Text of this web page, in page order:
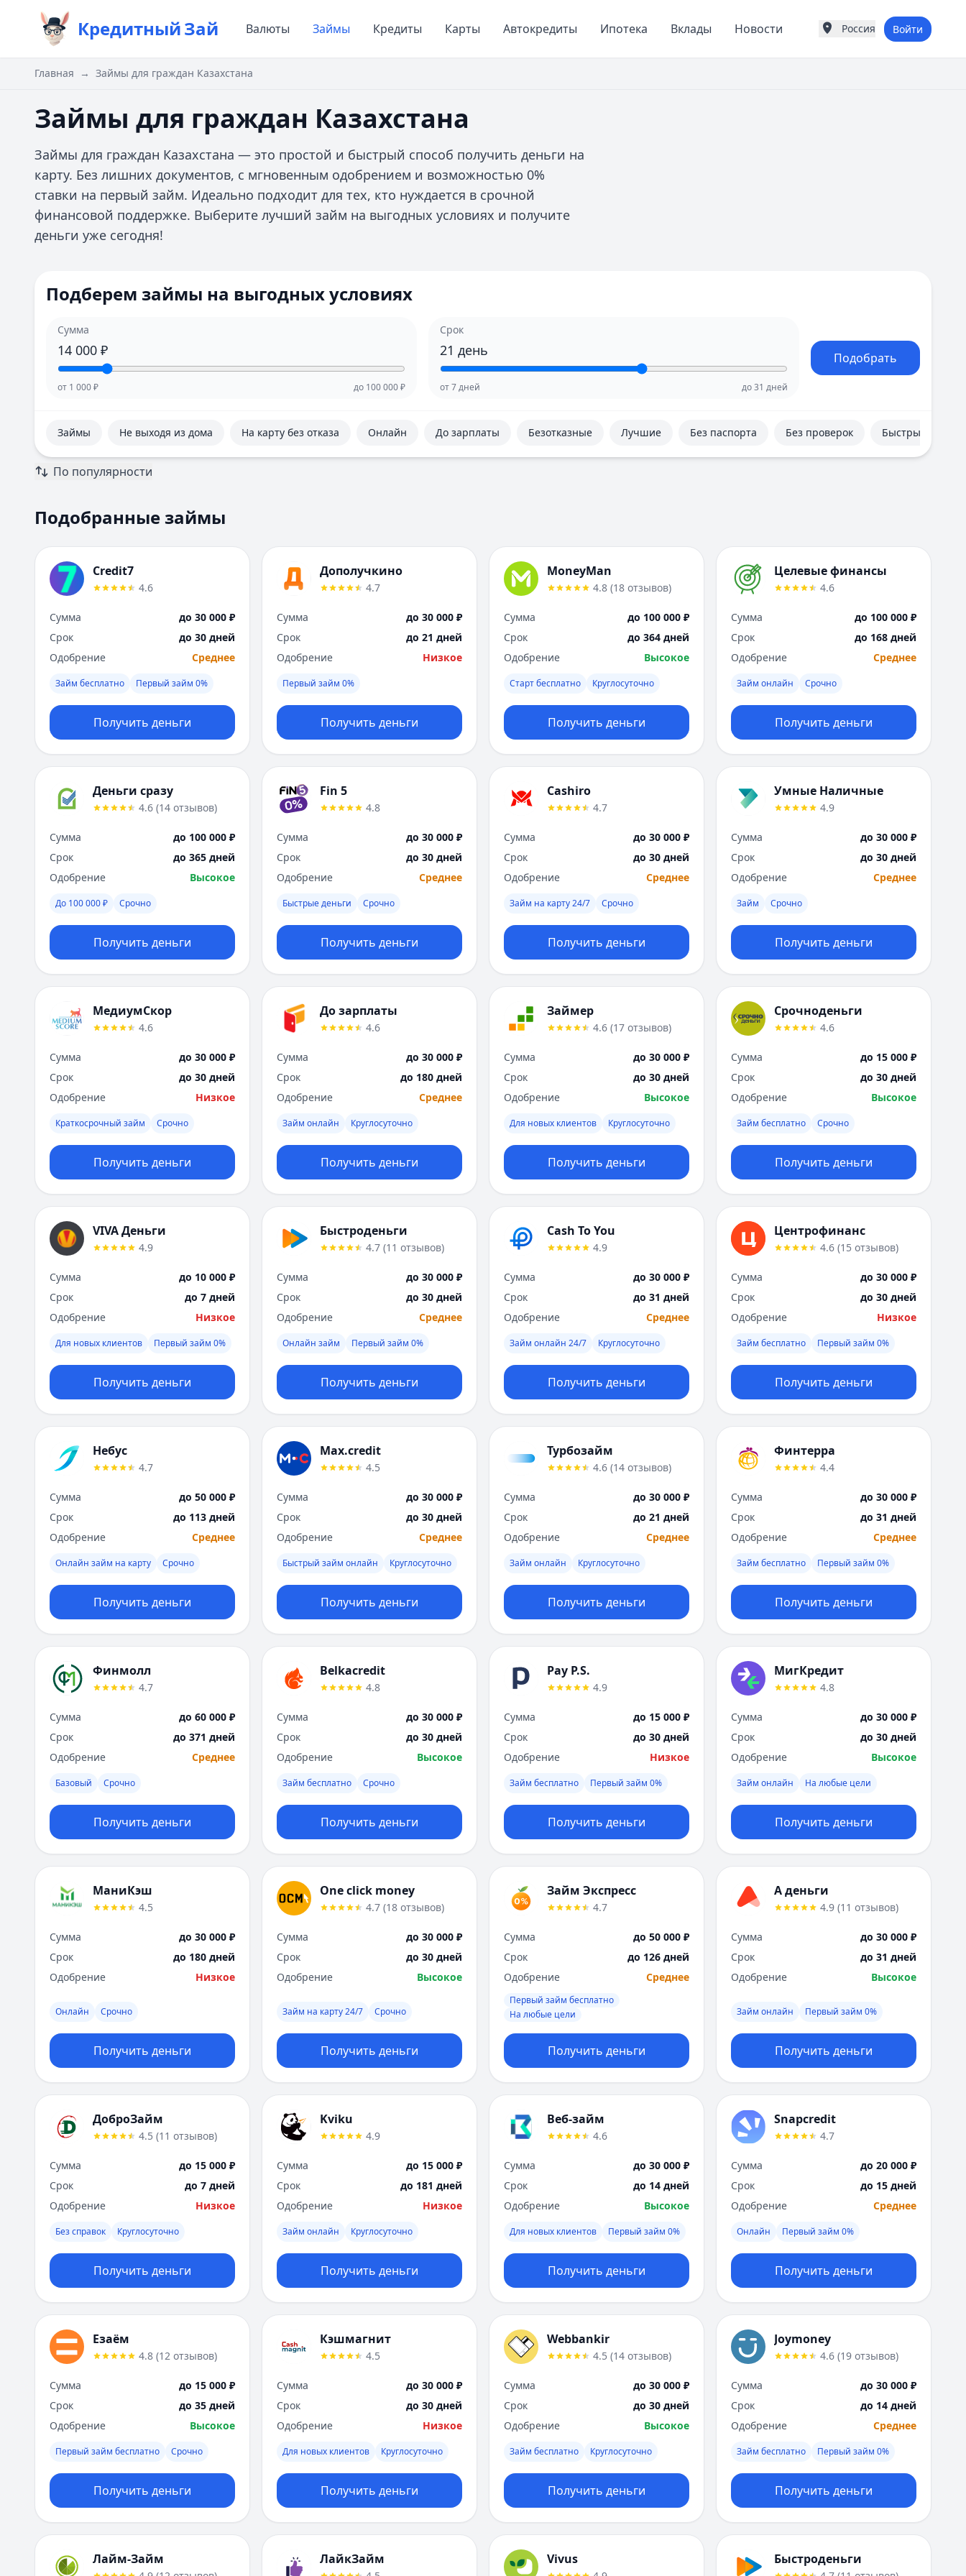
КредитныйЗай Валюты Займы Кредиты Карты Автокредиты Ипотека Вклады Новости
Города России
Екатеринбург
К
Л
Липецк
Магнитогорск
Махачкала
Набережные Челны
Нижний Новгород
Новокузнецк
Новосибирск
Оренбург
П
Ростов-на-Дону
Санкт-Петербург
Севастополь
Сургут
Т
Тольятти
Тюмень
Ульяновск
Х
Хабаровск
Ч
Чебоксары
Ярославль
Россия Войти
Главная → Займы для граждан Казахстана
Займы для граждан Казахстана
Займы для граждан Казахстана — это простой и быстрый способ получить деньги на
карту. Без лишних документов, с мгновенным одобрением и возможностью 0%
ставки на первый займ. Идеально подходит для тех, кто нуждается в срочной
финансовой поддержке. Выберите лучший займ на выгодных условиях и получите
деньги уже сегодня!
Подберем займы на выгодных условиях
Сумма
14 000 ₽
от 1 000₽ до 100 000₽
Срок
21 день
от7дней до31 дней
Подобрать
Займы Не выходя из дома На карту без отказа Онлайн До зарплаты Безотказные Лучшие Без паспорта Без проверок Быстрые
По популярности
Подобранные займы
Credit7
4.6
Сумма
до 30 000 ₽
Срок
до 30 дней
Одобрение
Среднее
Займ бесплатно Первый займ 0%
Получить деньги
Дополучкино
4.7
Сумма
до 30 000 ₽
Срок
до 21 дней
Одобрение
Низкое
Первый займ 0%
Получить деньги
MoneyMan
4.8 (18 отзывов)
Сумма
до 100 000 ₽
Срок
до 364 дней
Одобрение
Высокое
Старт бесплатно Круглосуточно
Получить деньги
Целевые финансы
4.6
Сумма
до 100 000 ₽
Срок
до 168 дней
Одобрение
Среднее
Займ онлайн Срочно
Получить деньги
Деньги сразу
4.6 (14 отзывов)
Сумма
до 100 000 ₽
Срок
до 365 дней
Одобрение
Высокое
До 100 000 ₽ Срочно
Получить деньги
Fin 5
4.8
Сумма
до 30 000 ₽
Срок
до 30 дней
Одобрение
Среднее
Быстрые деньги Срочно
Получить деньги
Cashiro
4.7
Сумма
до 30 000 ₽
Срок
до 30 дней
Одобрение
Среднее
Займ на карту 24/7 Срочно
Получить деньги
Умные Наличные
4.9
Сумма
до 30 000 ₽
Срок
до 30 дней
Одобрение
Среднее
Займ Срочно
Получить деньги
МедиумСкор
4.6
Сумма
до 30 000 ₽
Срок
до 30 дней
Одобрение
Низкое
Краткосрочный займ Срочно
Получить деньги
До зарплаты
4.6
Сумма
до 30 000 ₽
Срок
до 180 дней
Одобрение
Среднее
Займ онлайн Круглосуточно
Получить деньги
Займер
4.6 (17 отзывов)
Сумма
до 30 000 ₽
Срок
до 30 дней
Одобрение
Высокое
Для новых клиентов Круглосуточно
Получить деньги
Срочноденьги
4.6
Сумма
до 15 000 ₽
Срок
до 30 дней
Одобрение
Высокое
Займ бесплатно Срочно
Получить деньги
VIVA Деньги
4.9
Сумма
до 10 000 ₽
Срок
до 7 дней
Одобрение
Низкое
Для новых клиентов Первый займ 0%
Получить деньги
Быстроденьги
4.7 (11 отзывов)
Сумма
до 30 000 ₽
Срок
до 30 дней
Одобрение
Среднее
Онлайн займ Первый займ 0%
Получить деньги
Cash To You
4.9
Сумма
до 30 000 ₽
Срок
до 31 дней
Одобрение
Среднее
Займ онлайн 24/7 Круглосуточно
Получить деньги
Центрофинанс
4.6 (15 отзывов)
Сумма
до 30 000 ₽
Срок
до 30 дней
Одобрение
Низкое
Займ бесплатно Первый займ 0%
Получить деньги
Небус
4.7
Сумма
до 50 000 ₽
Срок
до 113 дней
Одобрение
Среднее
Онлайн займ на карту Срочно
Получить деньги
Max.credit
4.5
Сумма
до 30 000 ₽
Срок
до 30 дней
Одобрение
Среднее
Быстрый займ онлайн Круглосуточно
Получить деньги
Турбозайм
4.6 (14 отзывов)
Сумма
до 30 000 ₽
Срок
до 21 дней
Одобрение
Среднее
Займ онлайн Круглосуточно
Получить деньги
Финтерра
4.4
Сумма
до 30 000 ₽
Срок
до 31 дней
Одобрение
Среднее
Займ бесплатно Первый займ 0%
Получить деньги
Финмолл
4.7
Сумма
до 60 000 ₽
Срок
до 371 дней
Одобрение
Среднее
Базовый Срочно
Получить деньги
Belkacredit
4.8
Сумма
до 30 000 ₽
Срок
до 30 дней
Одобрение
Высокое
Займ бесплатно Срочно
Получить деньги
Pay P.S.
4.9
Сумма
до 15 000 ₽
Срок
до 30 дней
Одобрение
Низкое
Займ бесплатно Первый займ 0%
Получить деньги
МигКредит
4.8
Сумма
до 30 000 ₽
Срок
до 30 дней
Одобрение
Высокое
Займ онлайн На любые цели
Получить деньги
МаниКэш
4.5
Сумма
до 30 000 ₽
Срок
до 180 дней
Одобрение
Низкое
Онлайн Срочно
Получить деньги
One click money
4.7 (18 отзывов)
Сумма
до 30 000 ₽
Срок
до 30 дней
Одобрение
Высокое
Займ на карту 24/7 Срочно
Получить деньги
Займ Экспресс
4.7
Сумма
до 50 000 ₽
Срок
до 126 дней
Одобрение
Среднее
Первый займ бесплатно
На любые цели
Получить деньги
А деньги
4.9 (11 отзывов)
Сумма
до 30 000 ₽
Срок
до 31 дней
Одобрение
Высокое
Займ онлайн Первый займ 0%
Получить деньги
ДоброЗайм
4.5 (11 отзывов)
Сумма
до 15 000 ₽
Срок
до 7 дней
Одобрение
Низкое
Без справок Круглосуточно
Получить деньги
Kviku
4.9
Сумма
до 15 000 ₽
Срок
до 181 дней
Одобрение
Низкое
Займ онлайн Круглосуточно
Получить деньги
Веб-займ
4.6
Сумма
до 30 000 ₽
Срок
до 14 дней
Одобрение
Высокое
Для новых клиентов Первый займ 0%
Получить деньги
Snapcredit
4.7
Сумма
до 20 000 ₽
Срок
до 15 дней
Одобрение
Среднее
Онлайн Первый займ 0%
Получить деньги
Езаём
4.8 (12 отзывов)
Сумма
до 15 000 ₽
Срок
до 35 дней
Одобрение
Высокое
Первый займ бесплатно Срочно
Получить деньги
Кэшмагнит
4.5
Сумма
до 30 000 ₽
Срок
до 30 дней
Одобрение
Низкое
Для новых клиентов Круглосуточно
Получить деньги
Webbankir
4.5 (14 отзывов)
Сумма
до 30 000 ₽
Срок
до 30 дней
Одобрение
Высокое
Займ бесплатно Круглосуточно
Получить деньги
Joymoney
4.6 (19 отзывов)
Сумма
до 30 000 ₽
Срок
до 14 дней
Одобрение
Среднее
Займ бесплатно Первый займ 0%
Получить деньги
Лайм-Займ ЛайкЗайм Vivus Быстроденьги